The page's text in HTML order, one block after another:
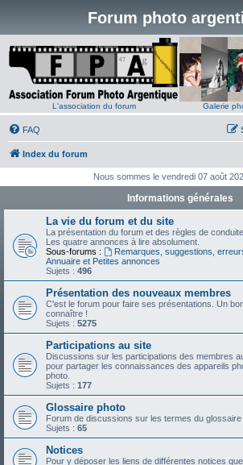
Forum photo
L'association du forum Galerie
FAQ
Index du forum
Nous sommes le vendredi 07 août
Informations générales
La vie du forum et du site
La présentation du forum et des règles de conduite.
Les quatre annonces à lire absolument.
Sous-forums :
Remarques, suggestions,
Annuaire et Petites annonces
Sujets : 496
Présentation des nouveaux membres
C'est le forum pour faire ses présentations. Un
connaître !
Sujets : 5275
Participations au site
Discussions sur les participations des membres
pour partager les connaissances des appareils
photo.
Sujets : 177
Glossaire photo
Forum de discussions sur les termes du glossaire
Sujets : 65
Notices
Pour y déposer les liens de différentes notices